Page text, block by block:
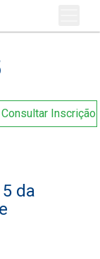
Consultar Inscrição
da